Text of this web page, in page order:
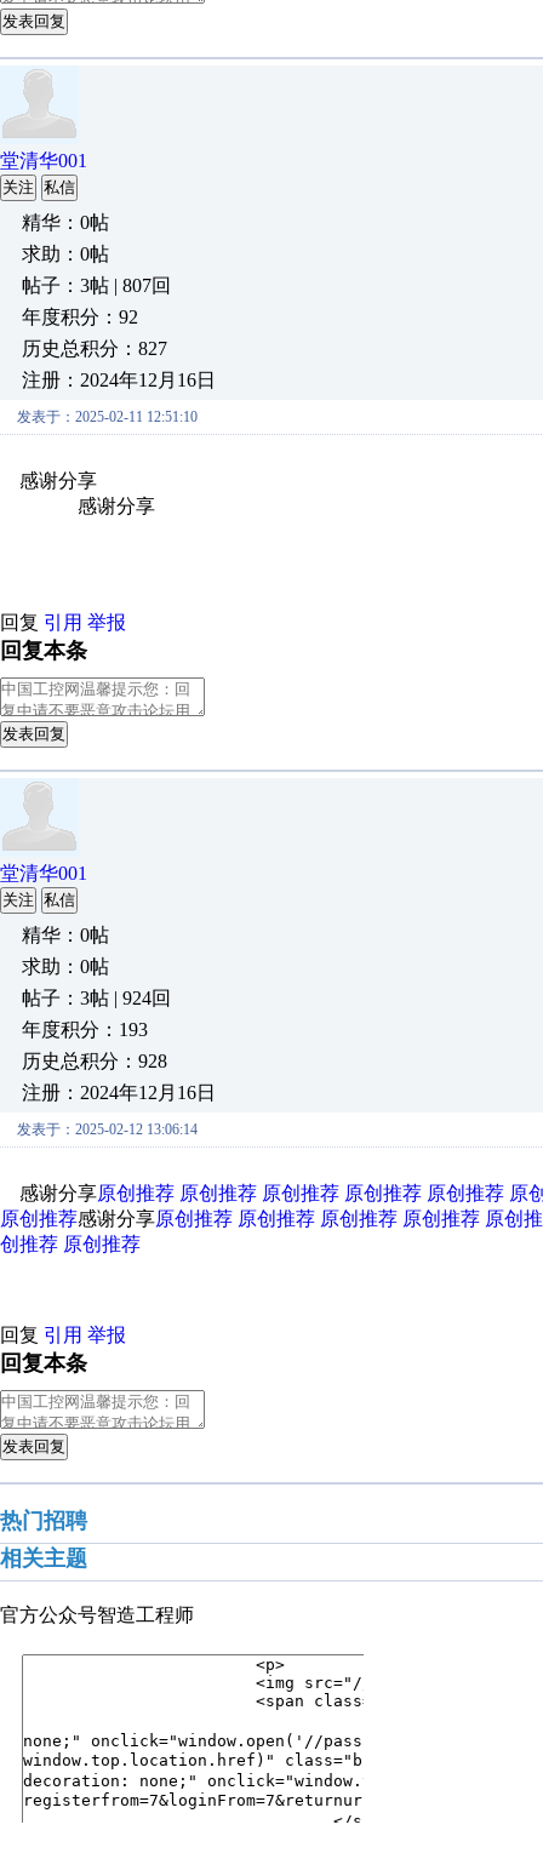
发表回复
堂清华001
关注 私信
精华：0帖
求助：0帖
帖子：3帖 | 807回
年度积分：92
历史总积分：827
注册：2024年12月16日
发表于：2025-02-11 12:51:10
感谢分享
感谢分享
回复 引用 举报
回复本条
发表回复
堂清华001
关注 私信
精华：0帖
求助：0帖
帖子：3帖 | 924回
年度积分：193
历史总积分：928
注册：2024年12月16日
发表于：2025-02-12 13:06:14
感谢分享原创推荐 原创推荐 原创推荐 原创推荐 原创推荐 原
原创推荐感谢分享原创推荐 原创推荐 原创推荐 原创推荐 原创
创推荐 原创推荐
回复 引用 举报
回复本条
发表回复
热门招聘
相关主题
官方公众号智造工程师